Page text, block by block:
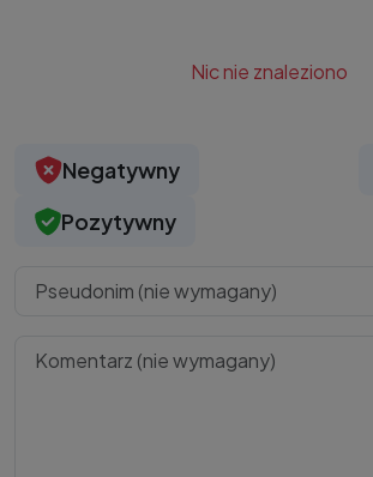
Nic nie znaleziono
Negatywny
Pozytywny